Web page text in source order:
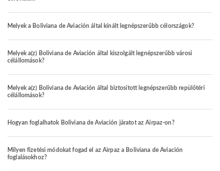
Melyek a Boliviana de Aviación által kínált legnépszerűbb célországok?
Melyek a(z) Boliviana de Aviación által kiszolgált legnépszerűbb városi
célállomások?
Melyek a(z) Boliviana de Aviación által biztosított legnépszerűbb repülőtéri
célállomások?
Hogyan foglalhatok Boliviana de Aviación járatot az Airpaz-on?
Milyen fizetési módokat fogad el az Airpaz a Boliviana de Aviación
foglalásokhoz?